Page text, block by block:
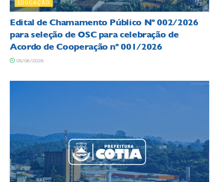
EDUCAÇÃO
Edital de Chamamento Público Nº 002/2026
para seleção de OSC para celebração de
Acordo de Cooperação nº 001/2026
05/08/2026